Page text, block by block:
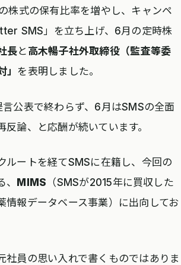
株式の保有比率を増やし、キャンペ
SMS」を立ち上げ、6月の定時株
長と 高木暢子社外取締役（監査等委
を表明しました。
言公表で終わらず、6月はSMSの全面
論、と応酬が続いています。
ルートを経てSMSに在籍し、今回の
MIMS （SMSが2015年に買収した
情報データベース事業）に出向してお
社員の思い入れで書くものではありま